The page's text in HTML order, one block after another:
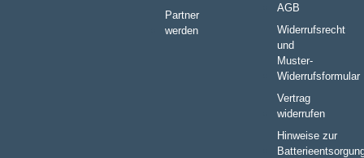
Partner
werden
AGB
Widerrufsrecht
und
Muster-
Widerrufsformular
Vertrag
widerrufen
Hinweise zur